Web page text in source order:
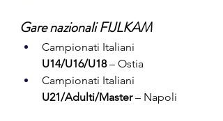
Gare nazionali FIJLKAM
Campionati Italiani
U14/U16/U18 – Ostia
Campionati Italiani
U21/Adulti/Master – Napoli